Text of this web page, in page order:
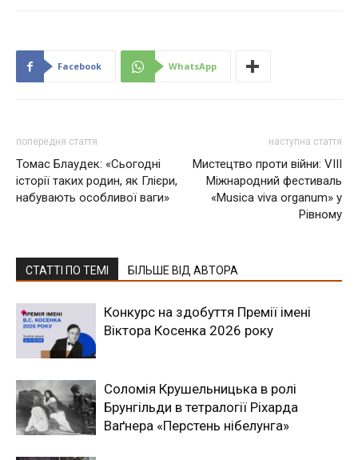
Facebook WhatsApp
попередня стаття
Томас Блаудек: «Сьогодні
історії таких родин, як Глієри,
набувають особливої ваги»
наступна стаття
Мистецтво проти війни: VIII
Міжнародний фестиваль
«Musica viva organum» у
Рівному
СТАТТІ ПО ТЕМІ БІЛЬШЕ ВІД АВТОРА
Конкурс на здобуття Премії імені
Віктора Косенка 2026 року
Соломія Крушельницька в ролі
Брунгільди в тетралогії Ріхарда
Ваґнера «Перстень нібелунга»